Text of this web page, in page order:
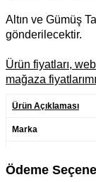
Altın ve Gümüş
gönderilecektir.
Ürün fiyatları,
mağaza
Ürün Açıklaması
Marka
Metal Cinsi
Ödeme